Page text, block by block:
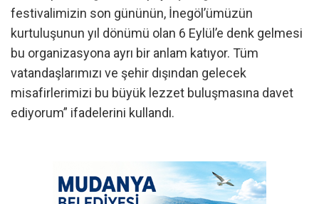
festivalimizin son gününün, İnegöl’ümüzün
kurtuluşunun yıl dönümü olan 6 Eylül’e denk gelmesi
bu organizasyona ayrı bir anlam katıyor. Tüm
vatandaşlarımızı ve şehir dışından gelecek
misafirlerimizi bu büyük lezzet buluşmasına davet
ediyorum” ifadelerini kullandı.